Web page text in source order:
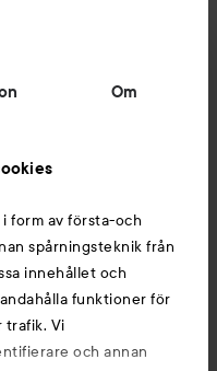
Om
form av första-och
spårningsteknik från
innehållet och
funktioner för
trafik. Vi
och annan